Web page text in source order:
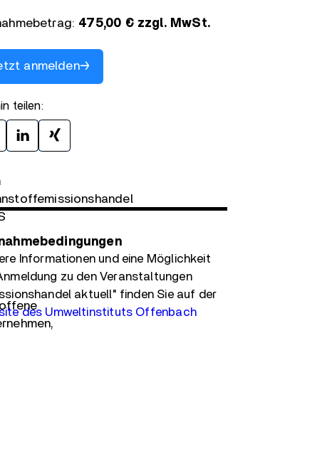
475,00 € zzgl. MwSt.
anmelden
teilen:
Informationen und eine Möglichkeit
zu den Veranstaltungen
aktuell" finden Sie auf der
des Umweltinstituts Offenbach